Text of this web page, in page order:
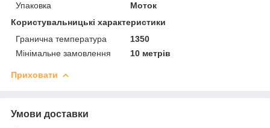
Упаковка
Моток
Користувальницькі характеристики
Гранична температура
1350
Мінімальне замовлення
10 метрів
Приховати
Умови доставки